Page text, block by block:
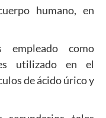
humano, en
empleado como
utilizado en el
de ácido úrico y